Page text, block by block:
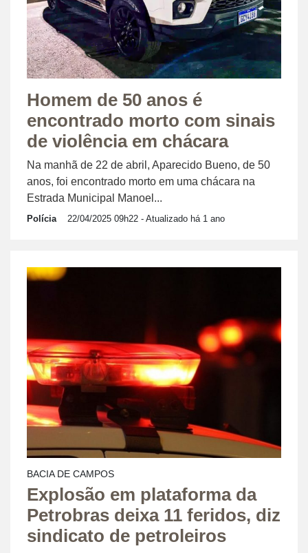
Homem de 50 anos é
encontrado morto com sinais
de violência em chácara
Na manhã de 22 de abril, Aparecido Bueno, de 50
anos, foi encontrado morto em uma chácara na
Estrada Municipal Manoel...
Polícia 22/04/2025 09h22 - Atualizado há 1 ano
BACIA DE CAMPOS
Explosão em plataforma da
Petrobras deixa 11 feridos, diz
sindicato de petroleiros